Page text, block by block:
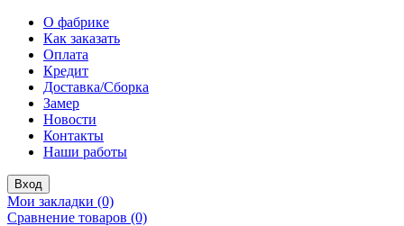
О фабрике
Как заказать
Оплата
Кредит
Доставка/Сборка
Замер
Новости
Контакты
Наши работы
Вход
Мои закладки (0)
Сравнение товаров (0)